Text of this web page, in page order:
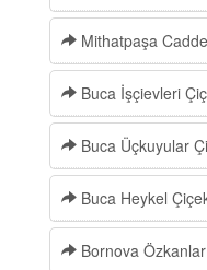
Mithatpaşa
Buca İşçievleri
Buca Üçkuyular
Buca Heykel
Bornova